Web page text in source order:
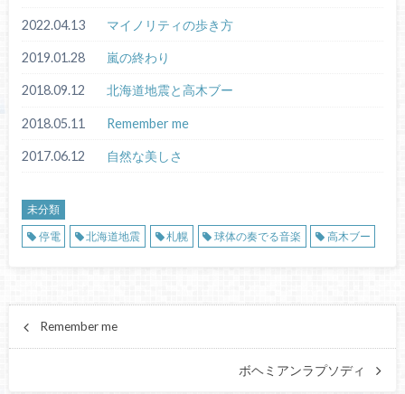
2022.04.13 マイノリティの歩き方
2019.01.28 嵐の終わり
2018.09.12 北海道地震と高木ブー
2018.05.11 Remember me
2017.06.12 自然な美しさ
未分類
停電
北海道地震 札幌 球体の奏でる音楽 高木ブー
Remember me
ボヘミアンラプソディ